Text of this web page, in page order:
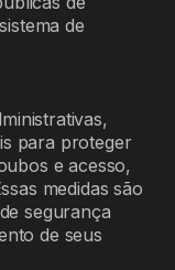
de
para proteger
e acesso,
medidas são
segurança
de seus